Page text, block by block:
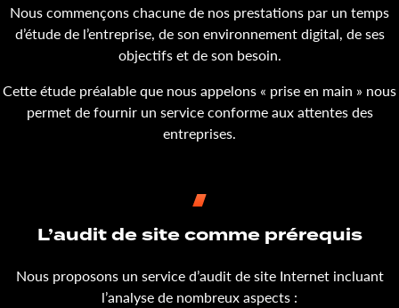
Nous commençons chacune de nos prestations par un temps
d’étude de l’entreprise, de son environnement digital, de ses
objectifs et de son besoin.
Cette étude préalable que nous appelons « prise en main » nous
permet de fournir un service conforme aux attentes des
entreprises.
L’audit de site comme prérequis
Nous proposons un service d’audit de site Internet incluant
l’analyse de nombreux aspects :